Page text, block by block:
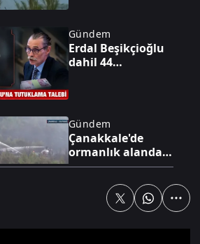
Gündem
Erdal Beşikçioğlu
dahil 44
Gündem
Çanakkale'de
ormanlık alanda
yangın çıktı
Özel Haber
Türkiye'nin